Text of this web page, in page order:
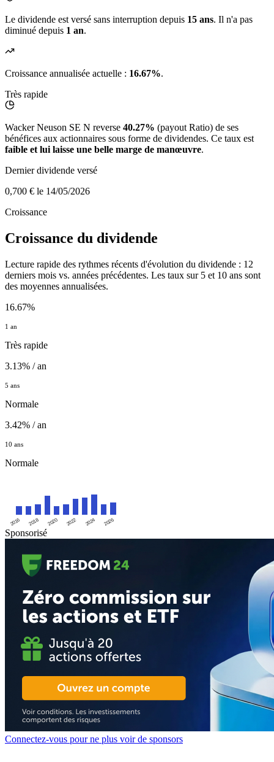
Le dividende est versé sans interruption depuis 15 ans. Il n'a pas
diminué depuis 1 an.
Croissance annualisée actuelle : 16.67%.
Très rapide
Wacker Neuson SE N reverse 40.27% (payout Ratio) de ses
bénéfices aux actionnaires sous forme de dividendes. Ce taux est
faible et lui laisse une belle marge de manœuvre.
Dernier dividende versé
0,700 € le 14/05/2026
Croissance
Croissance du dividende
Lecture rapide des rythmes récents d'évolution du dividende : 12
derniers mois vs. années précédentes. Les taux sur 5 et 10 ans sont
des moyennes annualisées.
16.67%
1 an
Très rapide
3.13% / an
5 ans
Normale
3.42% / an
10 ans
Normale
2016 2018 2020 2022 2024 2026
Sponsorisé
Connectez-vous pour ne plus voir de sponsors